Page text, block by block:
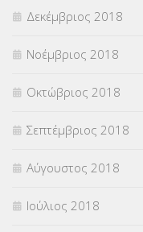
Δεκέμβριος 2018
Νοέμβριος 2018
Οκτώβριος 2018
Σεπτέμβριος 2018
Αύγουστος 2018
Ιούλιος 2018